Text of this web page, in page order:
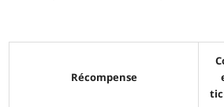
Récompense